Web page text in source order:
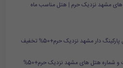
های مشهد نزدیک حرم | هتل مناسب ماه
دار مشهد نزدیک حرم+50% تخفیف
رزرو هتل مشهد نزدیک حرم | لیست و شماره هتل های مشهد نزدیک حرم+50%